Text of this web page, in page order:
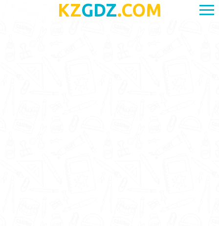
KZGDZ.COM